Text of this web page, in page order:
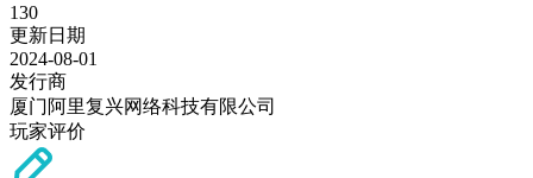
130
更新日期
2024-08-01
发行商
厦门阿里复兴网络科技有限公司
玩家评价